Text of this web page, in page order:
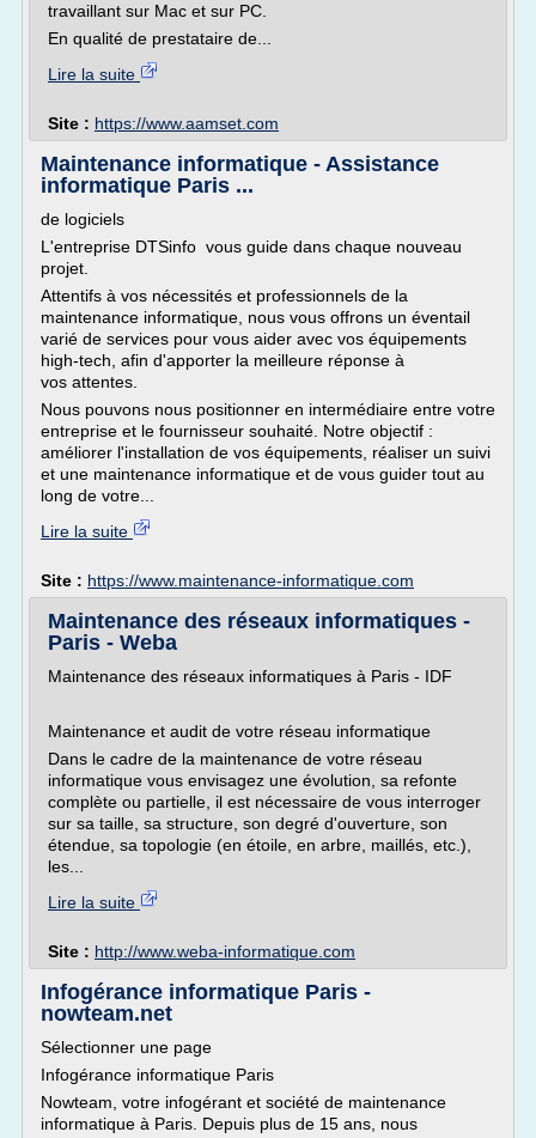
travaillant sur Mac et sur PC.
En qualité de prestataire de...
Lire la suite
Site : https://www.aamset.com
Maintenance informatique - Assistance
informatique Paris ...
de logiciels
L'entreprise DTSinfo vous guide dans chaque nouveau
projet.
Attentifs à vos nécessités et professionnels de la
maintenance informatique, nous vous offrons un éventail
varié de services pour vous aider avec vos équipements
high-tech, afin d'apporter la meilleure réponse à
vos attentes.
Nous pouvons nous positionner en intermédiaire entre votre
entreprise et le fournisseur souhaité. Notre objectif :
améliorer l'installation de vos équipements, réaliser un suivi
et une maintenance informatique et de vous guider tout au
long de votre...
Lire la suite
Site : https://www.maintenance-informatique.com
Maintenance des réseaux informatiques -
Paris - Weba
Maintenance des réseaux informatiques à Paris - IDF
Maintenance et audit de votre réseau informatique
Dans le cadre de la maintenance de votre réseau
informatique vous envisagez une évolution, sa refonte
complète ou partielle, il est nécessaire de vous interroger
sur sa taille, sa structure, son degré d'ouverture, son
étendue, sa topologie (en étoile, en arbre, maillés, etc.),
les...
Lire la suite
Site : http://www.weba-informatique.com
Infogérance informatique Paris -
nowteam.net
Sélectionner une page
Infogérance informatique Paris
Nowteam, votre infogérant et société de maintenance
informatique à Paris. Depuis plus de 15 ans, nous